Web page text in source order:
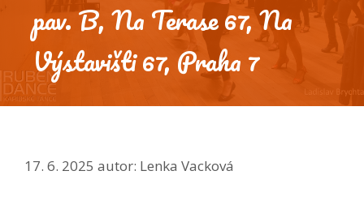
pav. B, Na Terase 67, Na
Výstavišti 67, Praha 7
17. 6. 2025 autor: Lenka Vacková